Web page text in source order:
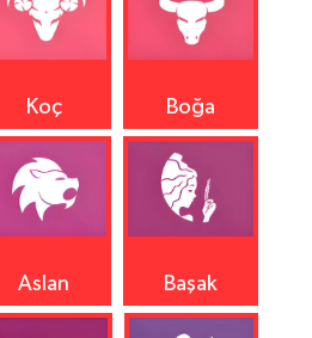
Koç Boğa
Aslan Başak